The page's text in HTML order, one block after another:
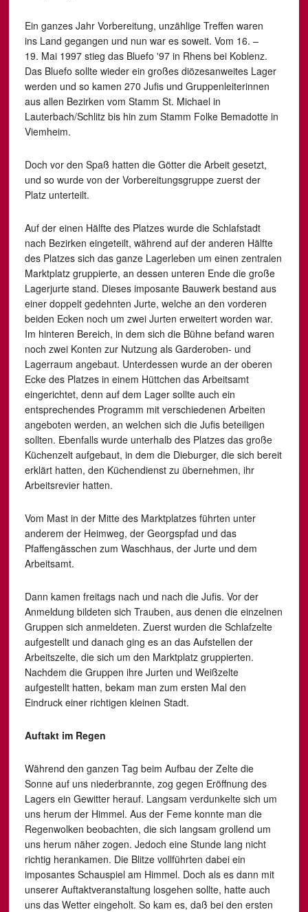
Ein ganzes Jahr Vorbereitung, unzählige Treffen waren
ins Land gegangen und nun war es soweit. Vom 16. –
19. Mai 1997 stieg das Bluefo '97 in Rhens bei Koblenz.
Das Bluefo sollte wieder ein großes diözesanweites Lager
werden und so kamen 270 Jufis und Gruppenleiterinnen
aus allen Bezirken vom Stamm St. Michael in
Lauterbach/Schlitz bis hin zum Stamm Folke Bemadotte in
Viemheim.
Doch vor den Spaß hatten die Götter die Arbeit gesetzt,
und so wurde von der Vorbereitungsgruppe zuerst der
Platz unterteilt.
Auf der einen Hälfte des Platzes wurde die Schlafstadt
nach Bezirken eingeteilt, während auf der anderen Hälfte
des Platzes sich das ganze Lagerleben um einen zentralen
Marktplatz gruppierte, an dessen unteren Ende die große
Lagerjurte stand. Dieses imposante Bauwerk bestand aus
einer doppelt gedehnten Jurte, welche an den vorderen
beiden Ecken noch um zwei Jurten erweitert worden war.
Im hinteren Bereich, in dem sich die Bühne befand waren
noch zwei Konten zur Nutzung als Garderoben- und
Lagerraum angebaut. Unterdessen wurde an der oberen
Ecke des Platzes in einem Hüttchen das Arbeitsamt
eingerichtet, denn auf dem Lager sollte auch ein
entsprechendes Programm mit verschiedenen Arbeiten
angeboten werden, an welchen sich die Jufis beteiligen
sollten. Ebenfalls wurde unterhalb des Platzes das große
Küchenzelt aufgebaut, in dem die Dieburger, die sich bereit
erklärt hatten, den Küchendienst zu übernehmen, ihr
Arbeitsrevier hatten.
Vom Mast in der Mitte des Marktplatzes führten unter
anderem der Heimweg, der Georgspfad und das
Pfaffengässchen zum Waschhaus, der Jurte und dem
Arbeitsamt.
Dann kamen freitags nach und nach die Jufis. Vor der
Anmeldung bildeten sich Trauben, aus denen die einzelnen
Gruppen sich anmeldeten. Zuerst wurden die Schlafzelte
aufgestellt und danach ging es an das Aufstellen der
Arbeitszelte, die sich um den Marktplatz gruppierten.
Nachdem die Gruppen ihre Jurten und Weißzelte
aufgestellt hatten, bekam man zum ersten Mal den
Eindruck einer richtigen kleinen Stadt.
Auftakt im Regen
Während den ganzen Tag beim Aufbau der Zelte die
Sonne auf uns niederbrannte, zog gegen Eröffnung des
Lagers ein Gewitter herauf. Langsam verdunkelte sich um
uns herum der Himmel. Aus der Feme konnte man die
Regenwolken beobachten, die sich langsam grollend um
uns herum näher zogen. Jedoch eine Stunde lang nicht
richtig herankamen. Die Blitze vollführten dabei ein
imposantes Schauspiel am Himmel. Doch als es dann mit
unserer Auftaktveranstaltung losgehen sollte, hatte auch
uns das Wetter eingeholt. So kam es, daß bei den ersten